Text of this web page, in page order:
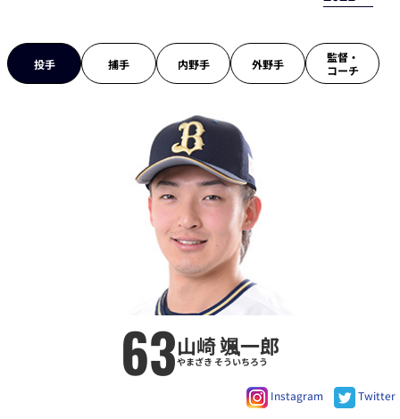
投手 捕手 内野手 外野手
監督・
コーチ
63山崎 颯一郎
やまざき そういちろう
Instagram Twitter